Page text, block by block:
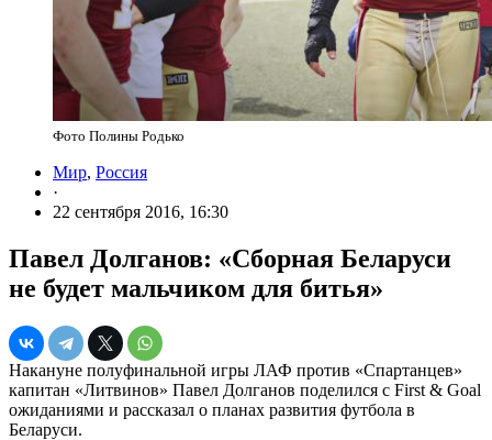
Фото Полины Родько
Мир, Россия
·
22 сентября 2016, 16:30
Павел Долганов: «Сборная Беларуси
не будет мальчиком для битья»
Накануне полуфинальной игры ЛАФ против «Спартанцев»
капитан «Литвинов» Павел Долганов поделился с First & Goal
ожиданиями и рассказал о планах развития футбола в
Беларуси.